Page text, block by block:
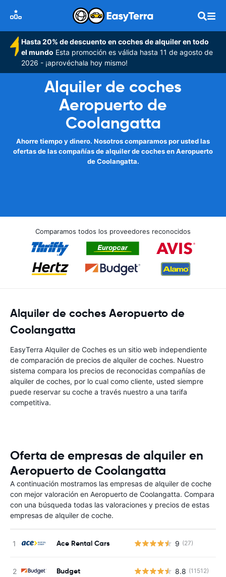
Hasta 20% de descuento en coches de alquiler en todo
el mundo Esta promoción es válida hasta 11 de agosto de
2026 - ¡aprovéchala hoy mismo!
Alquiler de coches
Aeropuerto de
Coolangatta
Ahorre tiempo y dinero. Nosotros comparamos por usted las
ofertas de las compañías de alquiler de coches en Aeropuerto
de Coolangatta.
Comparamos todos los proveedores reconocidos
Alquiler de coches Aeropuerto de
Coolangatta
EasyTerra Alquiler de Coches es un sitio web independiente
de comparación de precios de alquiler de coches. Nuestro
sistema compara los precios de reconocidas compañías de
alquiler de coches, por lo cual como cliente, usted siempre
puede reservar su coche a través nuestro a una tarifa
competitiva.
Oferta de empresas de alquiler en
Aeropuerto de Coolangatta
A continuación mostramos las empresas de alquiler de coche
con mejor valoración en Aeropuerto de Coolangatta. Compara
con una búsqueda todas las valoraciones y precios de estas
empresas de alquiler de coche.
Ace Rental Cars 9 (27)
Budget 8.8 (11512)